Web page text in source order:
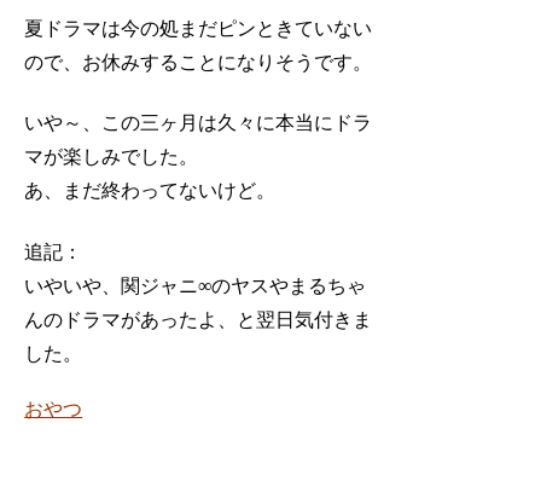
夏ドラマは今の処まだピンときていない
ので、お休みすることになりそうです。
いや～、この三ヶ月は久々に本当にドラ
マが楽しみでした。
あ、まだ終わってないけど。
追記：
いやいや、関ジャニ∞のヤスやまるちゃ
んのドラマがあったよ、と翌日気付きま
した。
おやつ